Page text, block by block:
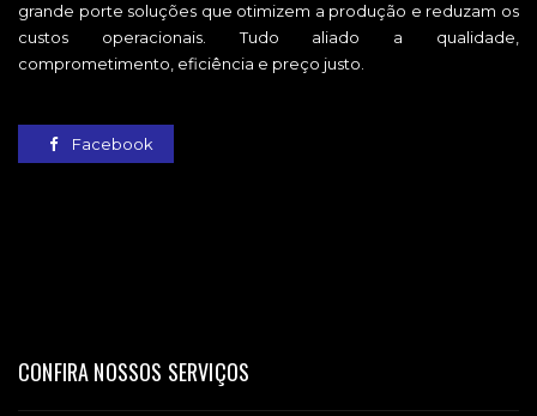
grande porte soluções que otimizem a produção e reduzam os
custos operacionais. Tudo aliado a qualidade,
comprometimento, eficiência e preço justo.
Facebook
CONFIRA NOSSOS SERVIÇOS